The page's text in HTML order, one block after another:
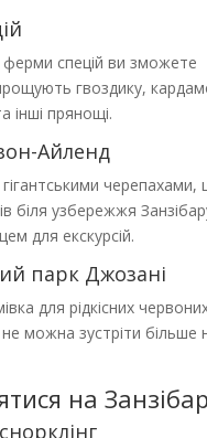
ферми спецій ви зможете
гвоздику,
інші прянощі.
Айленд
черепахами,
біля узбережжя
для екскурсій.
парк Джозані
для рідкісних
можна зустріти більше
на